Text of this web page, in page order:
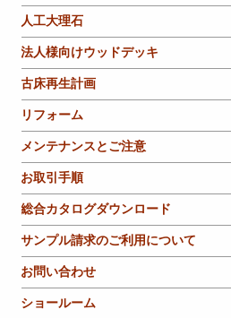
人工大理石
法人様向けウッドデッキ
古床再生計画
リフォーム
メンテナンスとご注意
お取引手順
総合カタログダウンロード
サンプル請求のご利用について
お問い合わせ
ショールーム